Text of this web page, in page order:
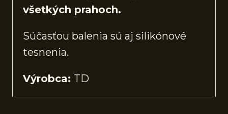
všetkých prahoch.
Súčasťou balenia sú aj silikónové
tesnenia.
Výrobca: TD